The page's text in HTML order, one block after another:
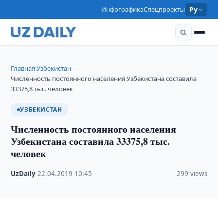
ИнфографикаСпецпроекты Ру
Главная›Узбекистан›
Численность постоянного населения Узбекистана составила
33375,8 тыс. человек
УЗБЕКИСТАН
Численность постоянного населения
Узбекистана составила 33375,8 тыс.
человек
UzDaily ·22.04.2019 10:45 299 views